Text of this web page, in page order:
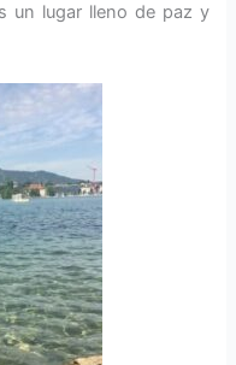
un lugar lleno de paz y